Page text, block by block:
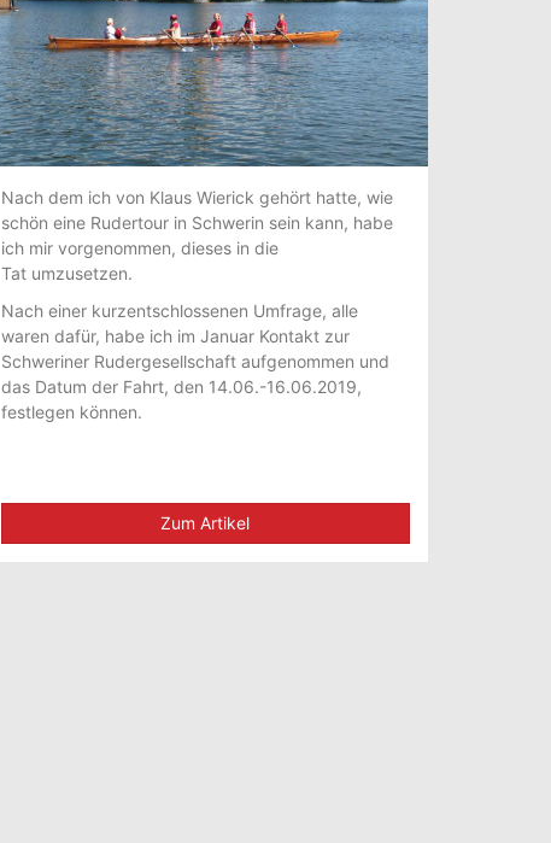
Nach dem ich von Klaus Wierick gehört hatte, wie
schön eine Rudertour in Schwerin sein kann, habe
ich mir vorgenommen, dieses in die
Tat umzusetzen.
Nach einer kurzentschlossenen Umfrage, alle
waren dafür, habe ich im Januar Kontakt zur
Schweriner Rudergesellschaft aufgenommen und
das Datum der Fahrt, den 14.06.-16.06.2019,
festlegen können.
Zum Artikel